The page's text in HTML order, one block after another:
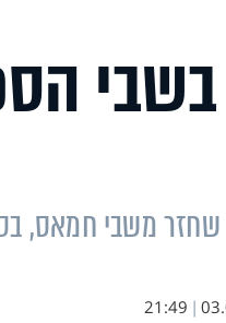
בשבי
שחזר משבי חמאס,
|
21:49